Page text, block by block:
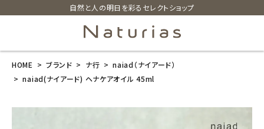
自然と人の明日を彩るセレクトショップ
search
HOME ブランド ナ行
naiad（ナイアード）
naiad(ナイアード) ヘナケアオイル 45ml